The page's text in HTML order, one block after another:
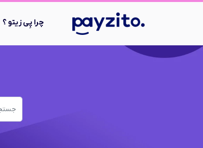
چرا پِی زیتو ؟